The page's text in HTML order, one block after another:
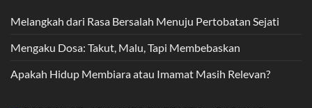
Melangkah dari Rasa Bersalah Menuju Pertobatan Sejati
Mengaku Dosa: Takut, Malu, Tapi Membebaskan
Apakah Hidup Membiara atau Imamat Masih Relevan?